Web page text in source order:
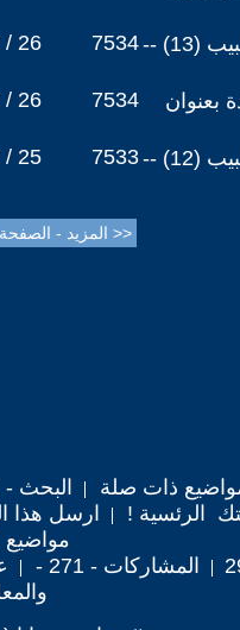
/ 26 7534سلسلة أسأل مجرب ولا تسأل طبيب (13) --
/ 26 7534
قصيدة بعنوان
/ 25 7533سلسلة أسأل مجرب ولا تسأل طبيب (12) --
ذات صلة البحث -
الرئسية ! ارسل هذا
مواضيع
المشاركات - 271 -